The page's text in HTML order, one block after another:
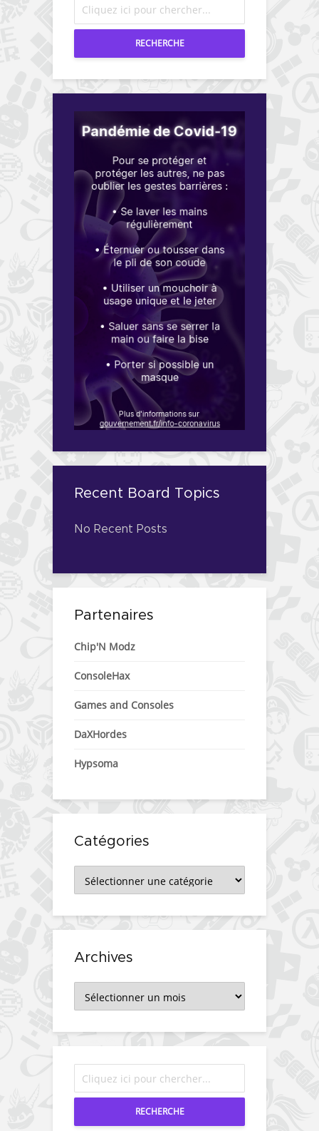
RECHERCHE
Recent Board Topics
No Recent Posts
Partenaires
Chip'N Modz
ConsoleHax
Games and Consoles
DaXHordes
Hypsoma
Catégories
Archives
RECHERCHE